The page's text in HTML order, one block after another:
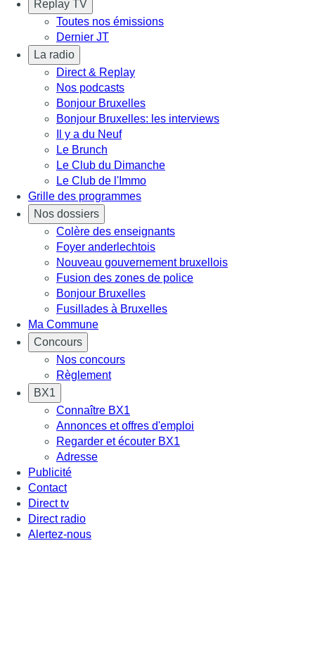
Replay TV
Toutes nos émissions
Dernier JT
La radio
Direct & Replay
Nos podcasts
Bonjour Bruxelles
Bonjour Bruxelles: les interviews
Il y a du Neuf
Le Brunch
Le Club du Dimanche
Le Club de l'Immo
Grille des programmes
Nos dossiers
Colère des enseignants
Foyer anderlechtois
Nouveau gouvernement bruxellois
Fusion des zones de police
Bonjour Bruxelles
Fusillades à Bruxelles
Ma Commune
Concours
Nos concours
Règlement
BX1
Connaître BX1
Annonces et offres d'emploi
Regarder et écouter BX1
Adresse
Publicité
Contact
Direct tv
Direct radio
Alertez-nous